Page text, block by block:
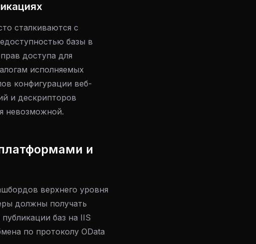
сталкиваются с
базы в
доступа для
исполняемых
конфигурации веб-
и дескрипторов
невозможной.
и
верхнего уровня
должны получать
баз на IIS
по протоколу OData